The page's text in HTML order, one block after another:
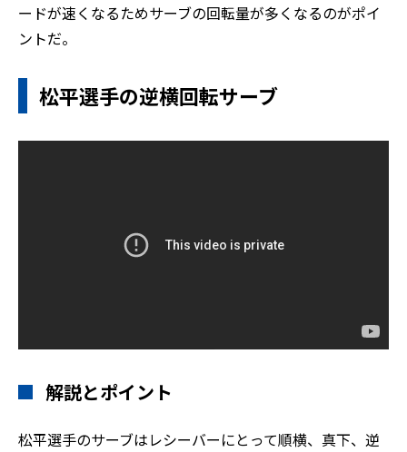
ードが速くなるためサーブの回転量が多くなるのがポイ
ントだ。
松平選手の逆横回転サーブ
解説とポイント
松平選手のサーブはレシーバーにとって順横、真下、逆